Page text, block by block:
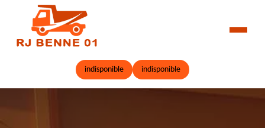
indisponible indisponible